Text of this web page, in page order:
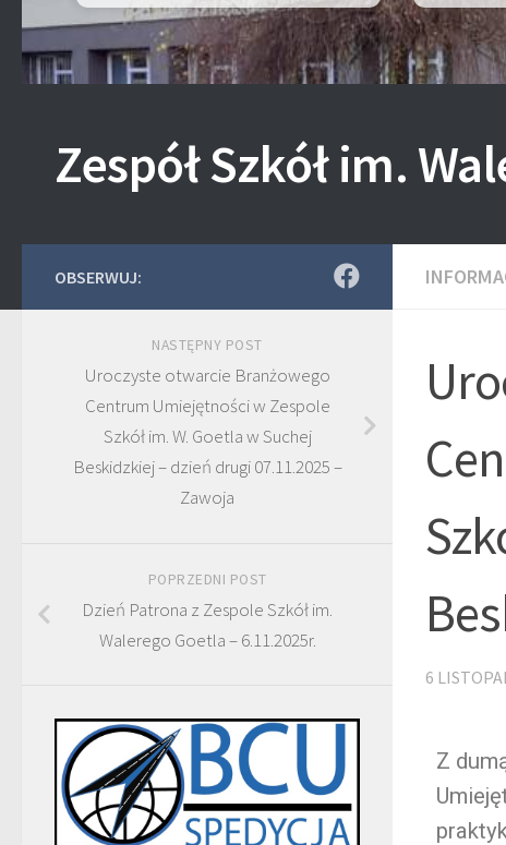
Zespół Szkół im.
6
Z
OBSERWUJ:
NASTĘPNY POST
Uroczyste otwarcie Branżowego
Centrum Umiejętności w Zespole
Szkół im. W. Goetla w Suchej
Beskidzkiej – dzień drugi 07.11.2025 –
Zawoja
POPRZEDNI POST
Dzień Patrona z Zespole Szkół im.
Walerego Goetla – 6.11.2025r.